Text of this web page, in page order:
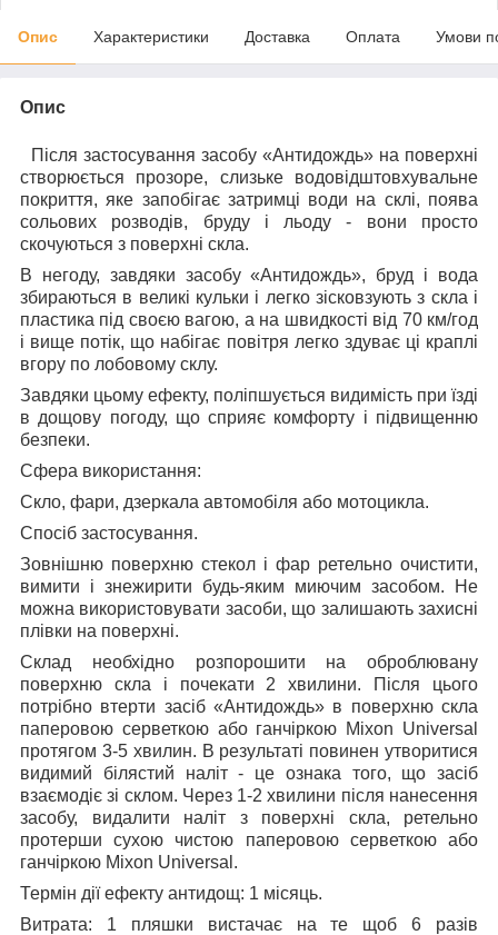
Опис Характеристики Доставка Оплата Умови
Опис
Після застосування засобу «Антидождь» на поверхні
створюється прозоре, слизьке водовідштовхувальне
покриття, яке запобігає затримці води на склі, поява
сольових розводів, бруду і льоду - вони просто
скочуються з поверхні скла.
В негоду, завдяки засобу «Антидождь», бруд і вода
збираються в великі кульки і легко зісковзують з скла і
пластика під своєю вагою, а на швидкості від 70 км/год
і вище потік, що набігає повітря легко здуває ці краплі
вгору по лобовому склу.
Завдяки цьому ефекту, поліпшується видимість при їзді
в дощову погоду, що сприяє комфорту і підвищенню
безпеки.
Сфера використання:
Скло, фари, дзеркала автомобіля або мотоцикла.
Спосіб застосування.
Зовнішню поверхню стекол і фар ретельно очистити,
вимити і знежирити будь-яким миючим засобом. Не
можна використовувати засоби, що залишають захисні
плівки на поверхні.
Склад необхідно розпорошити на оброблювану
поверхню скла і почекати 2 хвилини. Після цього
потрібно втерти засіб «Антидождь» в поверхню скла
паперовою серветкою або ганчіркою Mixon Universal
протягом 3-5 хвилин. В результаті повинен утворитися
видимий білястий наліт - це ознака того, що засіб
взаємодіє зі склом. Через 1-2 хвилини після нанесення
засобу, видалити наліт з поверхні скла, ретельно
протерши сухою чистою паперовою серветкою або
ганчіркою Mixon Universal.
Термін дії ефекту антидощ: 1 місяць.
Витрата: 1 пляшки вистачає на те щоб 6 разів